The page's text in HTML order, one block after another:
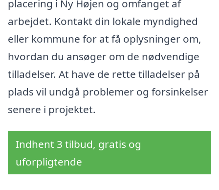
placering i Ny Højen og omfanget af
arbejdet. Kontakt din lokale myndighed
eller kommune for at få oplysninger om,
hvordan du ansøger om de nødvendige
tilladelser. At have de rette tilladelser på
plads vil undgå problemer og forsinkelser
senere i projektet.
Indhent 3 tilbud, gratis og
uforpligtende